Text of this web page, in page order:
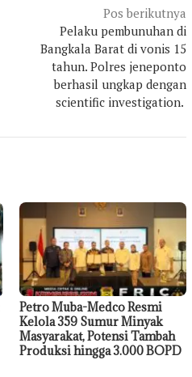
Pos berikutnya
Pelaku pembunuhan di
Bangkala Barat di vonis 15
tahun. Polres jeneponto
berhasil ungkap dengan
scientific investigation.
Petro Muba-Medco Resmi
Kelola 359 Sumur Minyak
Masyarakat, Potensi Tambah
Produksi hingga 3.000 BOPD